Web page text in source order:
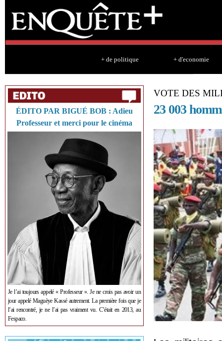
+ de politique + d'economie
ÉDITO PAR BIGUÉ BOB : Adieu
Professeur et merci pour le cinéma
Je l’ai toujours appelé « Professeur ». Je ne crois pas avoir un
jour appelé Maguèye Kassé autrement. La première fois que je
l’ai rencontré, je ne l’ai pas vraiment vu. C’était en 2013, au
Fespaco.
VOTE DES
23 003